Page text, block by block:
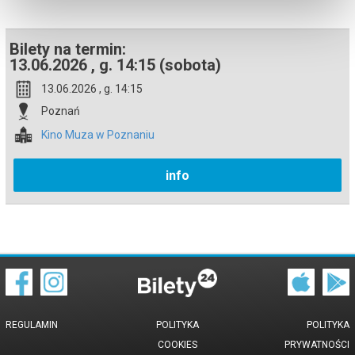
Bilety na termin:
13.06.2026 , g. 14:15 (sobota)
13.06.2026 , g. 14:15
Poznań
Kino Muza w Poznaniu
info
REGULAMIN
POLITYKA
PRYWATNOŚCI
POLITYKA
COOKIES